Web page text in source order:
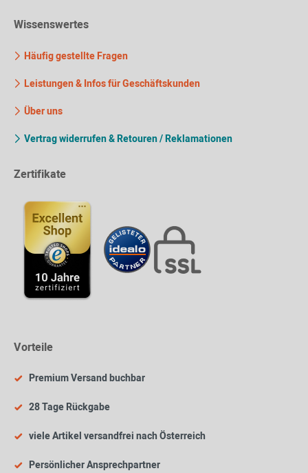
Wissenswertes
Häufig gestellte Fragen
Leistungen & Infos für Geschäftskunden
Über uns
Vertrag widerrufen & Retouren / Reklamationen
Zertifikate
Vorteile
Premium Versand buchbar
28 Tage Rückgabe
viele Artikel versandfrei nach Österreich
Persönlicher Ansprechpartner